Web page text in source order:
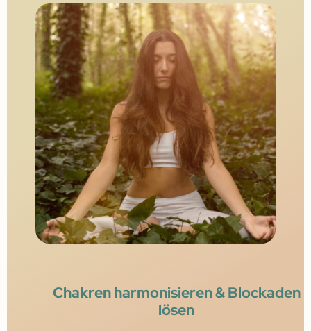
Chakren harmonisieren & Blockaden
lösen